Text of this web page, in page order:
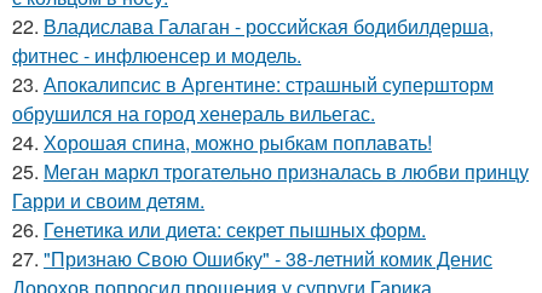
22. Владислава Галаган - российская бодибилдерша,
фитнес - инфлюенсер и модель.
23. Апокалипсис в Аргентине: страшный супершторм
обрушился на город хенераль вильегас.
24. Хорошая спина, можно рыбкам поплавать!
25. Меган маркл трогательно призналась в любви принцу
Гарри и своим детям.
26. Генетика или диета: секрет пышных форм.
27. "Признаю Свою Ошибку" - 38-летний комик Денис
Дорохов попросил прощения у супруги Гарика